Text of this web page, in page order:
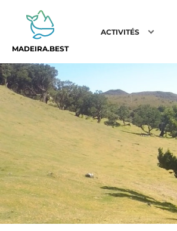
MADEIRA.BEST
ACTIVITÉS